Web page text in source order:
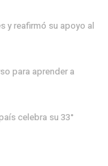
y reafirmó su apoyo al
para aprender a
celebra su 33°